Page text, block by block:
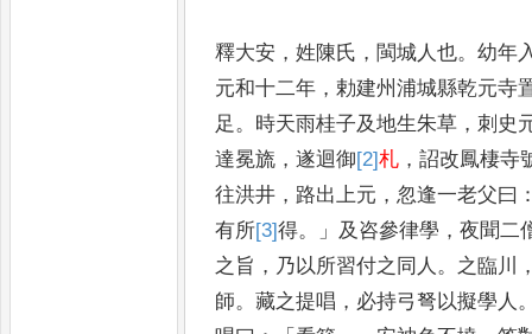
釋大安 ，姓陳氏 ， 閩城人也。幼年
元和十二年 ，勅建州浦城縣乾元寺
足 。 時天雨桂子及地生朱草 ，刺史
達冕旒 ，遂迴御[2]札 ，詔改鳳棲寺
往洪井 ， 路出上元 ， 忽逢一老父曰
有所[3]得。」 及咨參律學 ，夜聞二
之旨 ， 乃以所習付之同人 。 之臨川
師。藏之提唱 ， 必持弓弩以擬學人